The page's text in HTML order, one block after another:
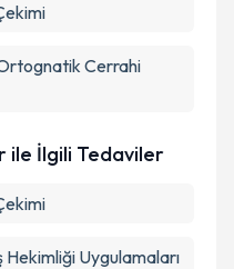
Cerrahi
ile İlgili Tedaviler
Uygulamaları